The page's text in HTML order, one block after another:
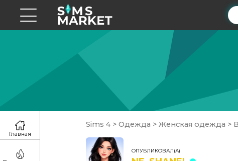
Sims 4 > Одежда > Женская одежда >
ОПУБЛИКОВАЛ(А)
Главная